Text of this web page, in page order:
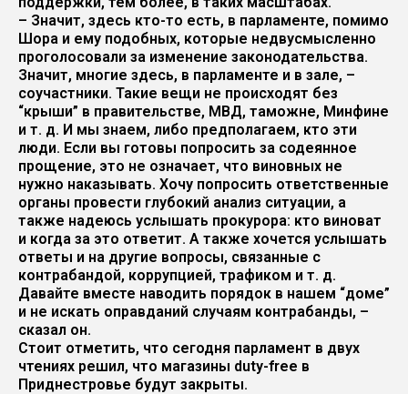
– Значит, здесь кто-то есть, в парламенте, помимо
Шора и ему подобных, которые недвусмысленно
проголосовали за изменение законодательства.
Значит, многие здесь, в парламенте и в зале, –
соучастники. Такие вещи не происходят без
“крыши” в правительстве, МВД, таможне, Минфине
и т. д. И мы знаем, либо предполагаем, кто эти
люди. Если вы готовы попросить за содеянное
прощение, это не означает, что виновных не
нужно наказывать. Хочу попросить ответственные
органы провести глубокий анализ ситуации, а
также надеюсь услышать прокурора: кто виноват
и когда за это ответит. А также хочется услышать
ответы и на другие вопросы, связанные с
контрабандой, коррупцией, трафиком и т. д.
Давайте вместе наводить порядок в нашем “доме”
и не искать оправданий случаям контрабанды, –
сказал он.
Стоит отметить, что сегодня парламент в двух
чтениях решил, что магазины duty-free в
Приднестровье будут закрыты.